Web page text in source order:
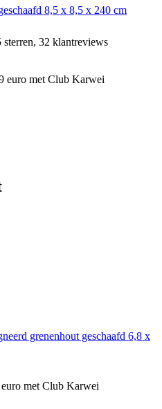
8,5 x 8,5 x 240 cm
sterren, 32 klantreviews
euro met Club Karwei
grenenhout geschaafd 6,8 x
met Club Karwei